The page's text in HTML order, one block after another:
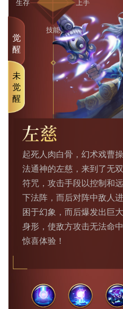
生存
技能
上手
起死人肉白骨，幻术戏曹
法通神的左慈，来到了无
符咒，攻击手段以控制和
下法阵，而后对阵中敌人
困于幻象，而后爆发出巨
身形，使敌方攻击无法命
惊喜体验！
觉
醒
未
觉
醒